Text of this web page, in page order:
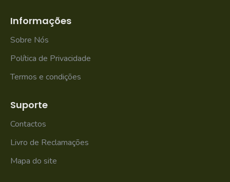
Informações
Sobre Nós
Política de Privacidade
Termos e condições
Suporte
Contactos
Livro de Reclamações
Mapa do site